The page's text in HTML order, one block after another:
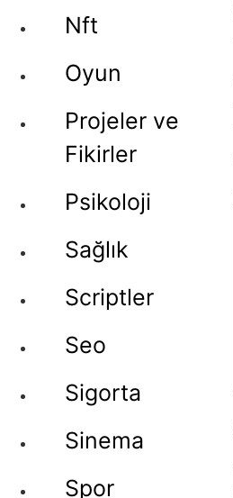
Nft
Oyun
Projeler ve
Fikirler
Psikoloji
Sağlık
Scriptler
Seo
Sigorta
Sinema
Spor